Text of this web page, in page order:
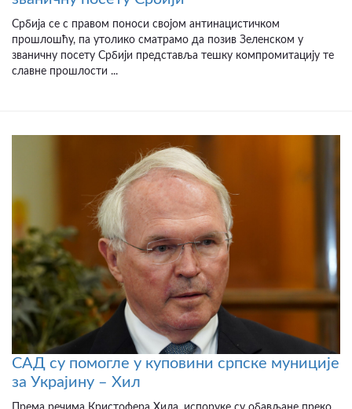
Србија се с правом поноси својом антинацистичком
прошлошћу, па утолико сматрамо да позив Зеленском у
званичну посету Србији представља тешку компромитацију те
славне прошлости ...
САД су помогле у куповини српске муниције
за Украјину – Хил